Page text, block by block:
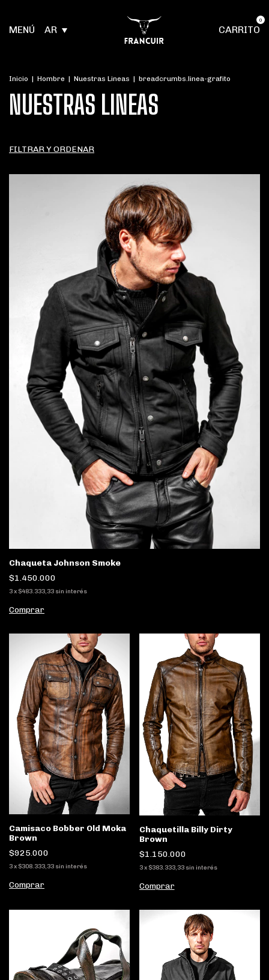
MENÚ AR CARRITO
0
Inicio | Hombre | Nuestras Lineas | breadcrumbs.linea-grafito
NUESTRAS LINEAS
FILTRAR Y ORDENAR
Chaqueta Johnson Smoke
$1.450.000
3x $483.333,33 sin interés
Comprar
Camisaco Bobber Old Moka
Brown
$925.000
3x $308.333,33 sin interés
Comprar
Chaquetilla Billy Dirty
Brown
$1.150.000
3 x $383.333,33 sin interés
Comprar